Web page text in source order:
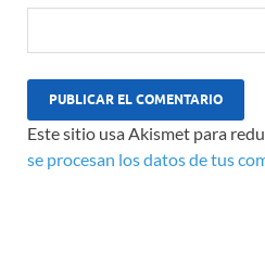
Este sitio usa Akismet para
se procesan los datos de tus